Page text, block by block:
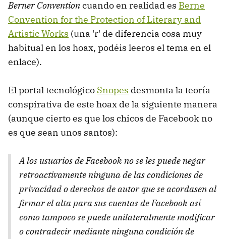
Berner Conventioncuando en realidad es Berne
Convention for the Protection of Literary and
Artistic Works (una 'r' de diferencia cosa muy
habitual en los hoax, podéis leeros el tema en el
enlace).
El portal tecnológico Snopes desmonta la teoría
conspirativa de este hoax de la siguiente manera
(aunque cierto es que los chicos de Facebook no
es que sean unos santos):
A los usuarios de Facebook no se les puede negar
retroactivamente ninguna de las condiciones de
privacidad o derechos de autor que se acordasen al
firmar el alta para sus cuentas de Facebook así
como tampoco se puede unilateralmente modificar
o contradecir mediante ninguna condición de